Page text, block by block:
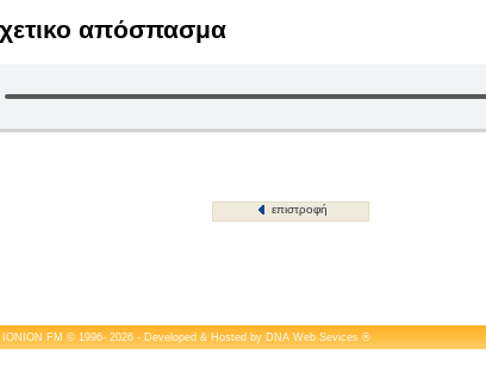
απόσπασμα
επιστροφή
IONION FM © 1996- 2026 - Developed & Hosted by DNA Web Sevices®